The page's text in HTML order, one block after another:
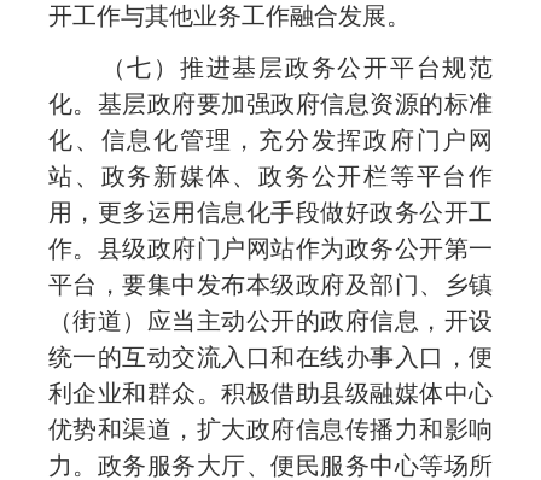
开工作与其他业务工作融合发展。
（七）推进基层政务公开平台规范
化。基层政府要加强政府信息资源的标准
化、信息化管理，充分发挥政府门户网
站、政务新媒体、政务公开栏等平台作
用，更多运用信息化手段做好政务公开工
作。县级政府门户网站作为政务公开第一
平台，要集中发布本级政府及部门、乡镇
（街道）应当主动公开的政府信息，开设
统一的互动交流入口和在线办事入口，便
利企业和群众。积极借助县级融媒体中心
优势和渠道，扩大政府信息传播力和影响
力。政务服务大厅、便民服务中心等场所